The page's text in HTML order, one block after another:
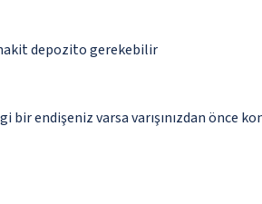
depozito gerekebilir
endişeniz varsa varışınızdan önce